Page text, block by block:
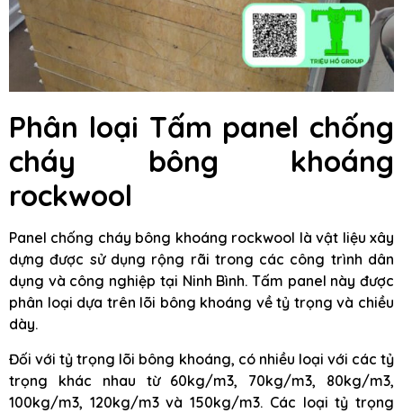
Phân loại Tấm panel chống
cháy bông khoáng
rockwool
Panel chống cháy bông khoáng rockwool là vật liệu xây
dựng được sử dụng rộng rãi trong các công trình dân
dụng và công nghiệp tại Ninh Bình. Tấm panel này được
phân loại dựa trên lõi bông khoáng về tỷ trọng và chiều
dày.
Đối với tỷ trọng lõi bông khoáng, có nhiều loại với các tỷ
trọng khác nhau từ 60kg/m3, 70kg/m3, 80kg/m3,
100kg/m3, 120kg/m3 và 150kg/m3. Các loại tỷ trọng